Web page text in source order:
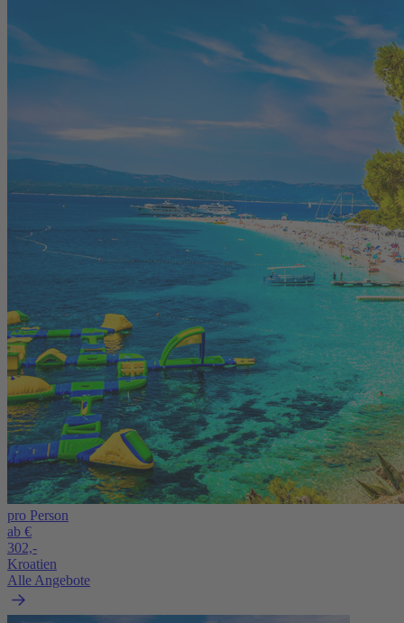
pro Person
ab €
302,-
Kroatien
Alle Angebote